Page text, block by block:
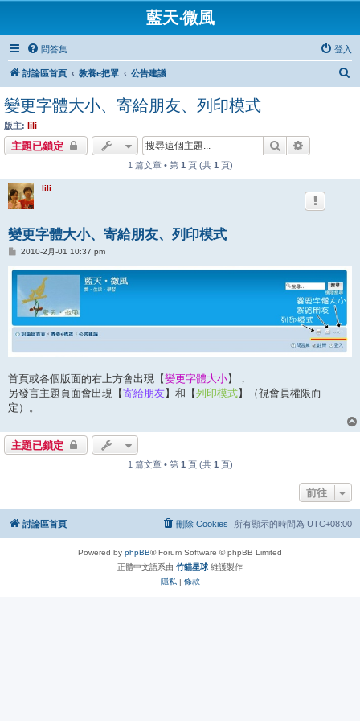
藍天‧微風
問答集 登入
討論區首頁 教養e把罩 公告建議
變更字體大小、寄給朋友、列印模式
版主: lili
主題已鎖定 搜尋
1 篇文章 • 第 1 頁 (共 1 頁)
lili
變更字體大小、寄給朋友、列印模式
文
2010-2月-01 10:37 pm
首頁或各個版面的右上方會出現【變更字體大小】，
另發言主題頁面會出現【寄給朋友】和【列印模式】（視會員權限而
定）。
主題已鎖定
1 篇文章 • 第 1 頁 (共 1 頁)
前往
討論區首頁 所有顯示的時間為 UTC+08:00
刪除 Cookies
Powered by phpBB® Forum Software © phpBB Limited
正體中文語系由 竹貓星球 維護製作
隱私 | 條款